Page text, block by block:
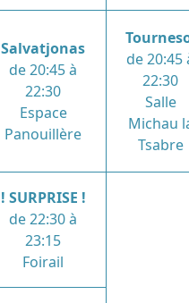
Salvatjonas
de 20:45 à
22:30
Espace
Panouillère
de 20:45
22:30
Salle
Michau
Tsabre
! SURPRISE !
de 22:30 à
23:15
Foirail